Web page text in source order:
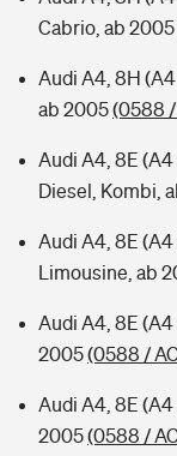
Cabrio, ab 2005
Audi A4, 8H (A4
ab 2005(0588
Audi A4, 8E (A4
Diesel, Kombi,
Audi A4, 8E (A4
Limousine, ab
Audi A4, 8E (A4
2005(0588 /
Audi A4, 8E (A4
2005(0588 /